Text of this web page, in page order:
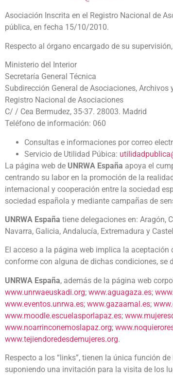
Asociación Inscrita en el Registro Nacional de
pública, en fecha 15/10/2010.
Respecto al órgano encargado de su
Ministerio del Interior
Secretaría General Técnica
Subdirección General de Asociaciones, Archivos
Registro Nacional de Asociaciones
C/ / Cea Bermudez, 35-37. 28003. Madrid
Teléfono de información: 060
Consultas e informaciones por correo
Servicio de Utilidad Púbica:
La página web de UNRWA España apoya el
centrando su labor en la promoción de la
internacional y cooperación entre la sociedad
sociedad española y mediante campañas de
UNRWA España tiene delegaciones en: Aragón,
Navarra, Galicia, Andalucía, Extremadura y
El acceso a la página web implica la
conforme con alguna de dichas condiciones, se
UNRWA España, además de la página web
www.unrwaeuskadi.org; www.aguagaza.es;
www.eventos.unrwa.es; www.gazaamal.es;
www.moodle.escuelasporlapaz.es;
www.noarrinconemoslapaz.org;
www.tejiendoredesdemujeres.org.
Respecto a los “links”, tienen la única función
suponiendo una invitación para la visita de los